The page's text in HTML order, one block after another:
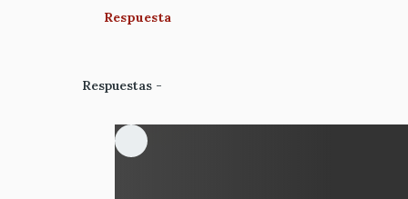
Respuesta
Respuestas